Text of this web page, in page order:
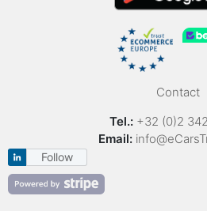
Contact
Tel.: +32 (0)2
Email:
Follow